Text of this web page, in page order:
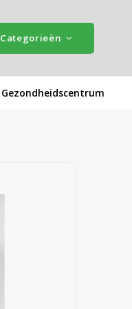
Categorieën
Gezondheidscentrum